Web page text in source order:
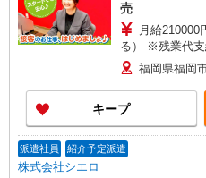
売
月給210000
る） ※残業代
゜+゜・。○。
10万円支給(規定有) お友達を紹介頂くと,
ティブ支給(規
○。・゜+゜
福岡県福岡
キープ
派遣社員 紹介予定派遣
株式会社シエロ